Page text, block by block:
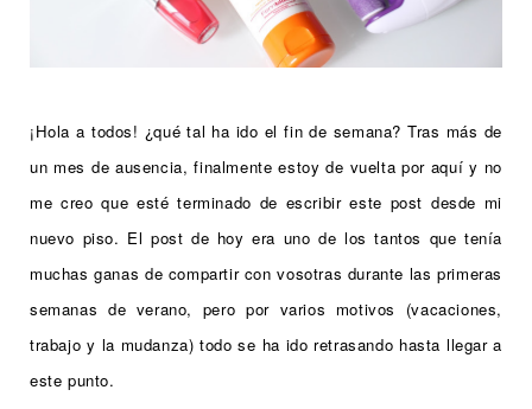
¡Hola a todos! ¿qué tal ha ido el fin de semana? Tras más de
un mes de ausencia, finalmente estoy de vuelta por aquí y no
me creo que esté terminado de escribir este post desde mi
nuevo piso. El post de hoy era uno de los tantos que tenía
muchas ganas de compartir con vosotras durante las primeras
semanas de verano, pero por varios motivos (vacaciones,
trabajo y la mudanza) todo se ha ido retrasando hasta llegar a
este punto.